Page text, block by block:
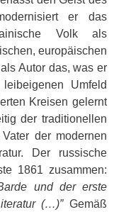
er das
Volk als
europäischen
Autor das, was er
Umfeld
Kreisen gelernt
der traditionellen
der modernen
Der russische
1861 zusammen:
und der erste
(…)”Gemäß